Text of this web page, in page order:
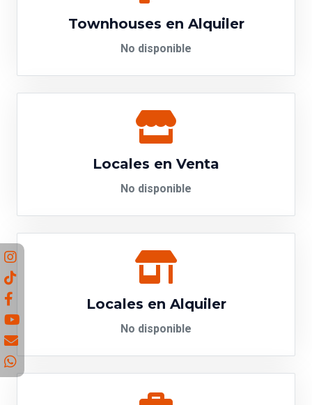
Townhouses en Alquiler
No disponible
Locales en Venta
No disponible
Locales en Alquiler
No disponible